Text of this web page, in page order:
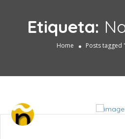
Etiqueta:
Home Posts tagged